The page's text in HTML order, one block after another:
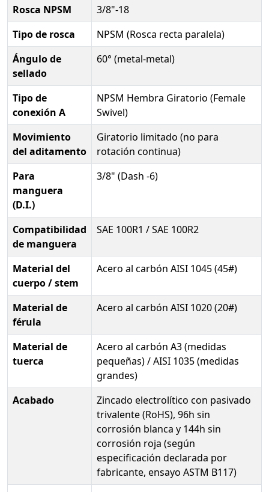
Rosca NPSM
3/8"-18
Tipo de rosca
NPSM (Rosca recta paralela)
Ángulo de
sellado
60° (metal-metal)
Tipo de
conexión A
NPSM Hembra Giratorio (Female
Swivel)
Movimiento
del aditamento
Giratorio limitado (no para
rotación continua)
Para
manguera
(D.I.)
3/8" (Dash -6)
Compatibilidad
de manguera
SAE 100R1 / SAE 100R2
Material del
cuerpo / stem
Acero al carbón AISI 1045 (45#)
Material de
férula
Acero al carbón AISI 1020 (20#)
Material de
tuerca
Acero al carbón A3 (medidas
pequeñas) / AISI 1035 (medidas
grandes)
Acabado
Zincado electrolítico con pasivado
trivalente (RoHS), 96h sin
corrosión blanca y 144h sin
corrosión roja (según
especificación declarada por
fabricante, ensayo ASTM B117)